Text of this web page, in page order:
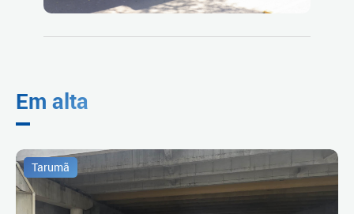
Em alta
Tarumã